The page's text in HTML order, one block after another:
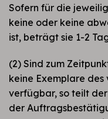
Sofern für die
keine oder keine
ist, beträgt sie 1-2
(2) Sind zum
keine Exemplare
verfügbar, so teilt
der